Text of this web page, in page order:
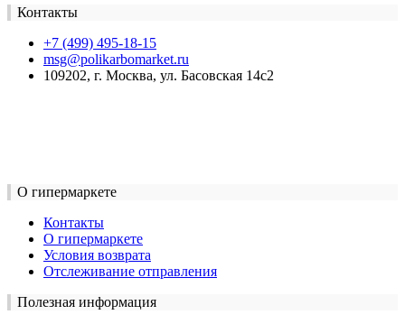
Контакты
+7 (499) 495-18-15
msg@polikarbomarket.ru
109202, г. Москва, ул. Басовская 14с2
О гипермаркете
Контакты
О гипермаркете
Условия возврата
Отслеживание отправления
Полезная информация